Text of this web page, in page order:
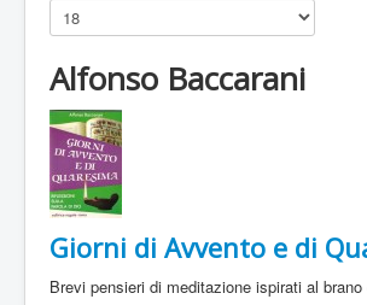
Alfonso Baccarani
Giorni di Avvento e di
Brevi pensieri di meditazione ispirati al